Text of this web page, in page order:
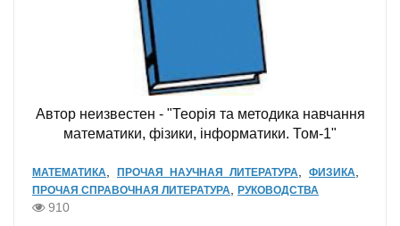
Автор неизвестен - "Теорія та методика навчання
математики, фізики, інформатики. Том-1"
МАТЕМАТИКА ПРОЧАЯ НАУЧНАЯ ЛИТЕРАТУРА ФИЗИКА
ПРОЧАЯ СПРАВОЧНАЯ ЛИТЕРАТУРА РУКОВОДСТВА
910